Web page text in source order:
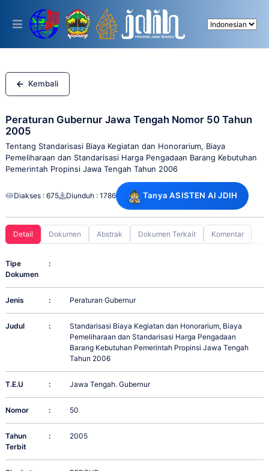
This
includes
accessibility
system.
Kembali
Peraturan Gubernur Jawa Tengah Nomor 50 Tahun
2005
Tentang Standarisasi Biaya Kegiatan dan Honorarium, Biaya
Pemeliharaan dan Standarisasi Harga Pengadaan Barang Kebutuhan
Pemerintah Propinsi Jawa Tengah Tahun 2006
Diakses : 675 Diunduh : 1786 Tanya ASISTEN AI JDIH
Detail Dokumen Abstrak Dokumen Terkait Komentar
Tipe
Dokumen
:
Jenis : Peraturan Gubernur
Judul :
Standarisasi Biaya Kegiatan dan Honorarium, Biaya
Pemeliharaan dan Standarisasi Harga Pengadaan
Barang Kebutuhan Pemerintah Propinsi Jawa Tengah
Tahun 2006
T.E.U : Jawa Tengah. Gubernur
Nomor : 50
Tahun
Terbit
: 2005